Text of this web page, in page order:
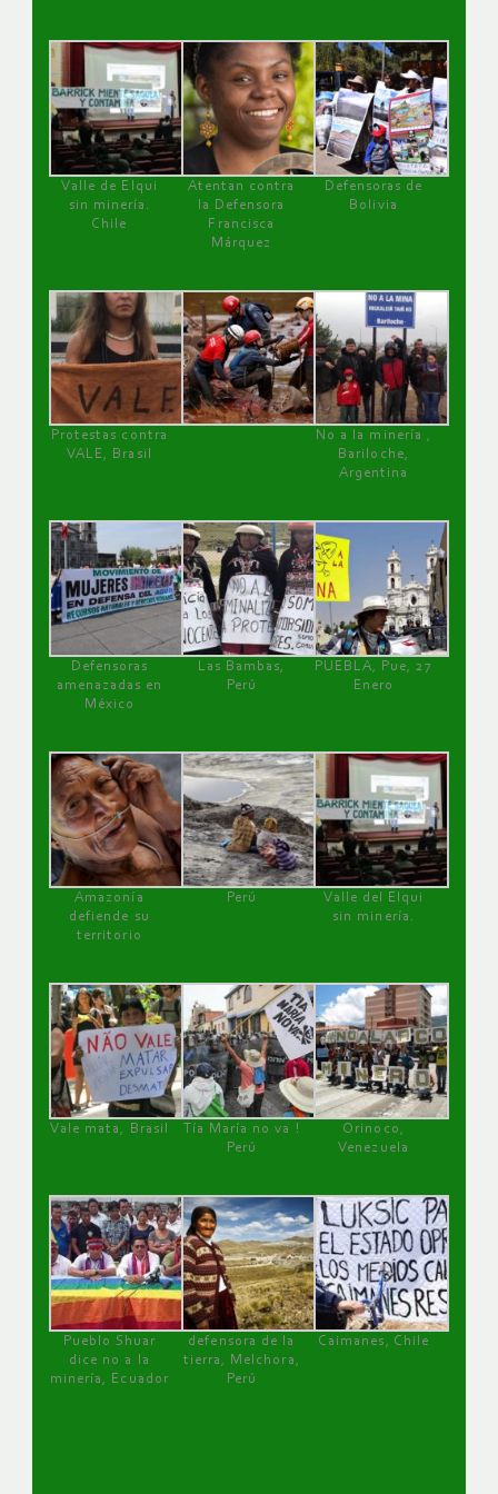
Valle de Elqui
sin minería.
Chile
Atentan contra
la Defensora
Francisca
Márquez
Defensoras de
Bolivia
Protestas contra
VALE, Brasil
No a la minería ,
Bariloche,
Argentina
Defensoras
amenazadas en
México
Las Bambas,
Perú
PUEBLA, Pue, 27
Enero
Amazonía
defiende su
territorio
Perú
Valle del Elqui
sin minería.
Vale mata, Brasil
Tía María no va !
Perú
Orinoco,
Venezuela
Pueblo Shuar
dice no a la
minería, Ecuador
defensora de la
tierra, Melchora,
Perú
Caimanes, Chile